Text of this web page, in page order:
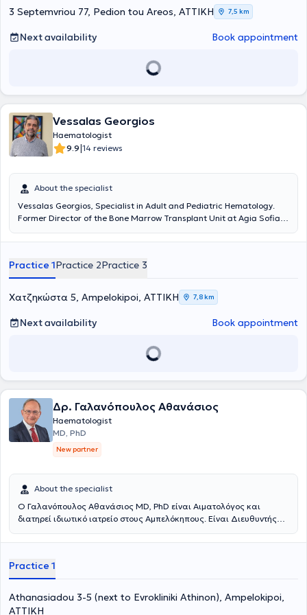
3 Septemvriou 77, Pedion tou Areos, ΑΤΤΙΚΗ 7,5 km
Next availability Book appointment
Vessalas Georgios
Haematologist
9.9|14 reviews
About the specialist
Vessalas Georgios, Specialist in Adult and Pediatric Hematology.
Former Director of the Bone Marrow Transplant Unit at Agia Sofia
Practice 1Practice 2Practice 3
Χατζηκώστα 5, Ampelokipoi, ΑΤΤΙΚΗ 7,8 km
Next availability Book appointment
Δρ. Γαλανόπουλος Αθανάσιος
Haematologist
MD, PhD
New partner
About the specialist
Ο Γαλανόπουλος Αθανάσιος ΜD, PhD είναι Αιματολόγος και
διατηρεί ιδιωτικό ιατρείο στους Αμπελόκηπους. Είναι Διευθυντής
Ιατρική Σχολή του Πανεπιστημίου Αθηνών και στη συνέχεια
Πανεπιστημιακή Παθολογική Κλινική του Λαϊκού Νοσοκομείου και
στην Πανεπιστημιακή Κλινική του Ιπποκρατείου Νοσοκομείου
Αθηνών. Στη συνέχεια εργάσθηκε στο ΕΣΥ, αρχικά, σαν Επιμελητής
και στη συνέχεια σαν Δ/ντής της Αιματολογικής Κλινικής του ΓΝΑ «
Practice 1
Athanasiadou 3-5 (next to Evrokliniki Athinon), Ampelokipoi,
ΑΤΤΙΚΗ